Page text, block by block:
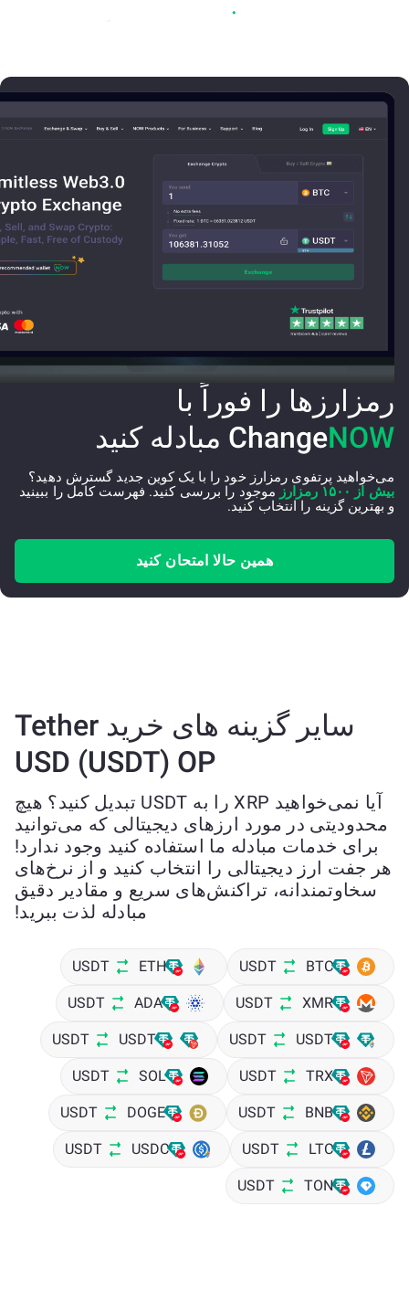
رمزارزها را فوراً با
ChangeNOW مبادله کنید
می‌خواهید پرتفوی رمزارز خود را با یک کوین جدید گسترش دهید؟
بیش از ۱۵۰۰ رمزارز
موجود را بررسی کنید. فهرست کامل را ببینید
و بهترین گزینه را انتخاب کنید.
همین حالا امتحان کنید
سایر گزینه های خرید Tether
USD (USDT) OP
آیا نمی‌خواهید XRP را به USDT تبدیل کنید؟ هیچ
محدودیتی در مورد ارزهای دیجیتالی که می‌توانید
برای خدمات مبادله ما استفاده کنید وجود ندارد!
هر جفت ارز دیجیتالی را انتخاب کنید و از نرخ‌های
سخاوتمندانه، تراکنش‌های سریع و مقادیر دقیق
مبادله لذت ببرید!
BTC
USDT
ETH
USDT
XMR
USDT
ADA
USDT
USDT
USDT
USDT
USDT
TRX
USDT
SOL
USDT
BNB
USDT
DOGE
USDT
LTC
USDT
USDC
USDT
TON
USDT